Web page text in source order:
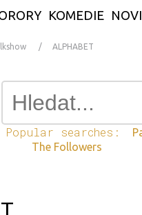
KOMEDIE
ALPHABET
Popular searches:
The Followers